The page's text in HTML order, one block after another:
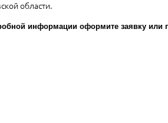
области.
информации оформите заявку или